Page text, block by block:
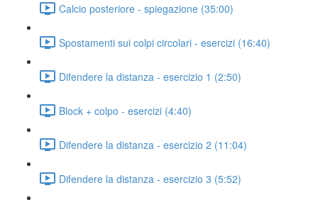
Calcio posteriore - spiegazione (35:00)
Spostamenti sui colpi circolari - esercizi (16:40)
Difendere la distanza - esercizio 1 (2:50)
Block + colpo - esercizi (4:40)
Difendere la distanza - esercizio 2 (11:04)
Difendere la distanza - esercizio 3 (5:52)